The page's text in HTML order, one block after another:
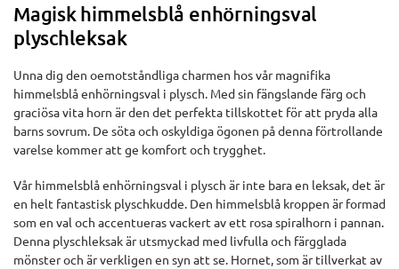
Magisk himmelsblå enhörningsval
plyschleksak
Unna dig den oemotståndliga charmen hos vår magnifika
himmelsblå enhörningsval i plysch. Med sin fängslande färg och
graciösa vita horn är den det perfekta tillskottet för att pryda alla
barns sovrum. De söta och oskyldiga ögonen på denna förtrollande
varelse kommer att ge komfort och trygghet.
Vår himmelsblå enhörningsval i plysch är inte bara en leksak, det är
en helt fantastisk plyschkudde. Den himmelsblå kroppen är formad
som en val och accentueras vackert av ett rosa spiralhorn i pannan.
Denna plyschleksak är utsmyckad med livfulla och färgglada
mönster och är verkligen en syn att se. Hornet, som är tillverkat av